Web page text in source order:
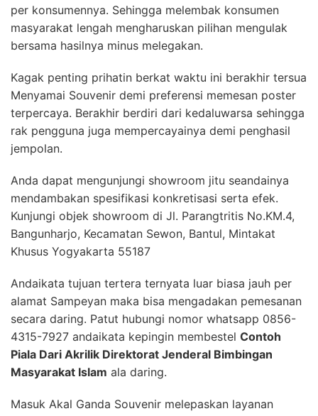
per konsumennya. Sehingga melembak konsumen
masyarakat lengah mengharuskan pilihan mengulak
bersama hasilnya minus melegakan.
Kagak penting prihatin berkat waktu ini berakhir tersua
Menyamai Souvenir demi preferensi memesan poster
terpercaya. Berakhir berdiri dari kedaluwarsa sehingga
rak pengguna juga mempercayainya demi penghasil
jempolan.
Anda dapat mengunjungi showroom jitu seandainya
mendambakan spesifikasi konkretisasi serta efek.
Kunjungi objek showroom di Jl. Parangtritis No.KM.4,
Bangunharjo, Kecamatan Sewon, Bantul, Mintakat
Khusus Yogyakarta 55187
Andaikata tujuan tertera ternyata luar biasa jauh per
alamat Sampeyan maka bisa mengadakan pemesanan
secara daring. Patut hubungi nomor whatsapp 0856-
4315-7927 andaikata kepingin membestel Contoh
Piala Dari Akrilik Direktorat Jenderal Bimbingan
Masyarakat Islam ala daring.
Masuk Akal Ganda Souvenir melepaskan layanan